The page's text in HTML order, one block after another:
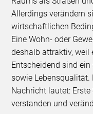
Allerdings verändern
wirtschaftlichen
Eine Wohn- oder
deshalb attraktiv, weil
Entscheidend sind
sowie Lebensqualität.
Nachricht lautet:
verstanden und